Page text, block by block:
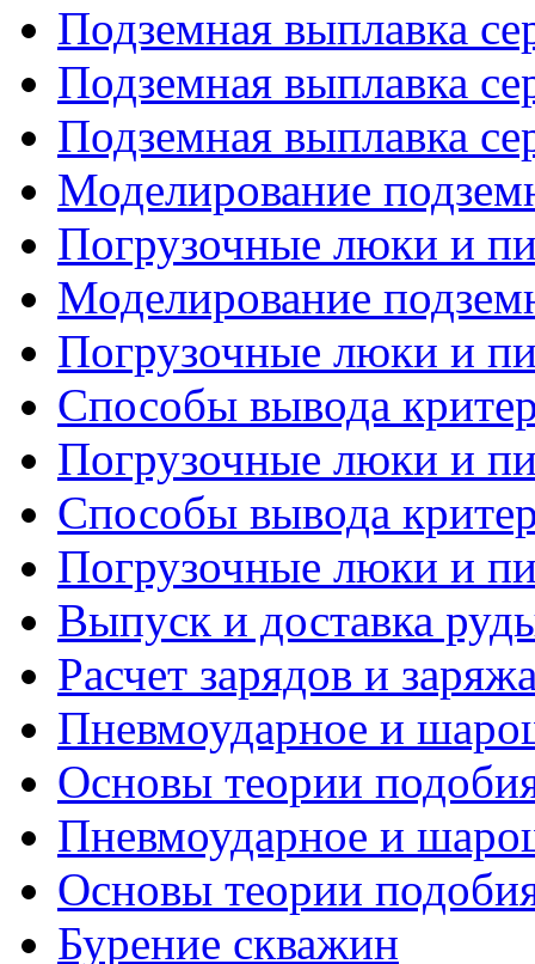
Подземная выплавка
Подземная выплавка
Подземная выплавка
Моделирование
Погрузочные люки и
Моделирование
Погрузочные люки и
Способы вывода
Погрузочные люки и
Способы вывода
Погрузочные люки и
Выпуск и доставка
Расчет зарядов и
Пневмоударное и
Основы теории
Пневмоударное и
Основы теории
Бурение скважин